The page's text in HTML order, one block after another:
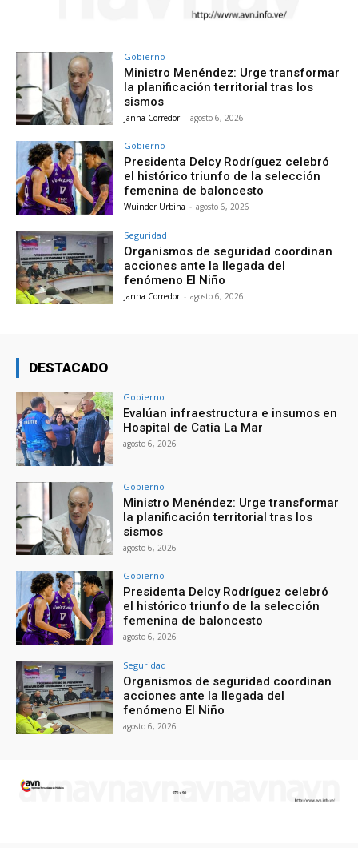
Gobierno
Ministro Menéndez: Urge transformar
la planificación territorial tras los
sismos
Janna Corredor - agosto 6, 2026
Gobierno
Presidenta Delcy Rodríguez celebró
el histórico triunfo de la selección
femenina de baloncesto
Wuinder Urbina - agosto 6, 2026
Seguridad
Organismos de seguridad coordinan
acciones ante la llegada del
fenómeno El Niño
Janna Corredor - agosto 6, 2026
DESTACADO
Gobierno
Evalúan infraestructura e insumos en
Hospital de Catia La Mar
agosto 6, 2026
Gobierno
Ministro Menéndez: Urge transformar
la planificación territorial tras los
sismos
agosto 6, 2026
Gobierno
Presidenta Delcy Rodríguez celebró
el histórico triunfo de la selección
femenina de baloncesto
agosto 6, 2026
Seguridad
Organismos de seguridad coordinan
acciones ante la llegada del
fenómeno El Niño
agosto 6, 2026